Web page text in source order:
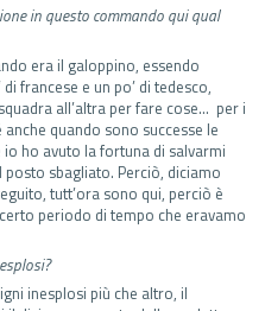
in questo commando qui qual
era il galoppino, essendo
francese e un po’ di tedesco,
all’altra per fare cose… per i
quando sono successe le
ho avuto la fortuna di salvarmi
sbagliato. Perciò, diciamo
tutt’ora sono qui, perciò è
periodo di tempo che eravamo
inesplosi più che altro, il